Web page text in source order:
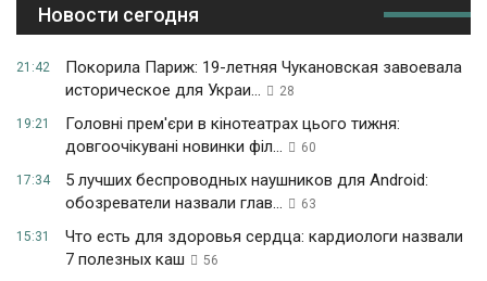
Новости сегодня
21:42
Покорила Париж: 19-летняя Чукановская завоевала
историческое для Украи...
28
19:21
Головні прем'єри в кінотеатрах цього тижня:
довгоочікувані новинки філ...
60
17:34
5 лучших беспроводных наушников для Android:
обозреватели назвали глав...
63
15:31
Что есть для здоровья сердца: кардиологи назвали
7 полезных каш
56